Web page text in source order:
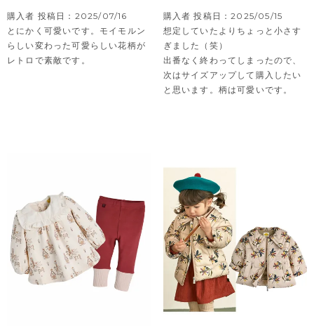
購入者 投稿日
2025/07/16
とにかく可愛いです。モイモルン
らしい変わった可愛らしい花柄が
レトロで素敵です。
購入者 投稿日
2025/05/15
想定していたよりちょっと小さす
ぎました（笑）
出番なく終わってしまったので、
次はサイズアップして購入したい
と思います。柄は可愛いです。